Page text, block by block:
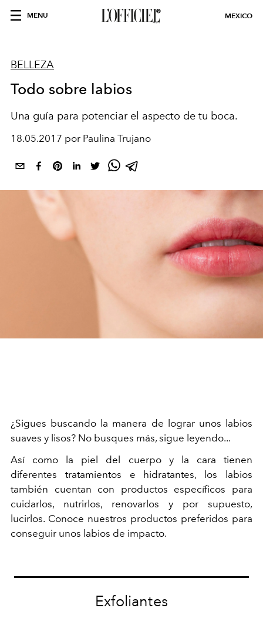
MENU MEXICO
BELLEZA
Todo sobre labios
Una guía para potenciar el aspecto de tu boca.
18.05.2017 por Paulina Trujano
¿Sigues buscando la manera de lograr unos labios
suaves y lisos? No busques más, sigue leyendo...
Así como la piel del cuerpo y la cara tienen
diferentes tratamientos e hidratantes, los labios
también cuentan con productos específicos para
cuidarlos, nutrirlos, renovarlos y por supuesto,
lucirlos. Conoce nuestros productos preferidos para
conseguir unos labios de impacto.
Exfoliantes